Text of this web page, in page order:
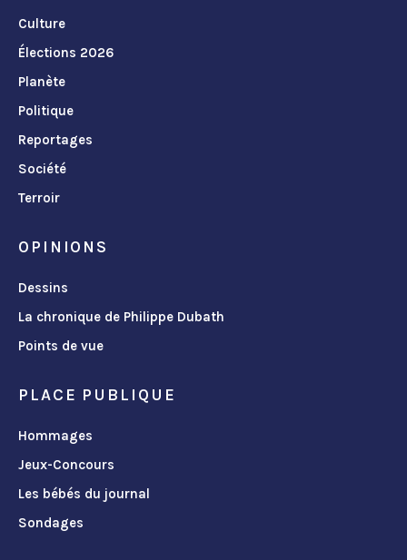
Culture
Élections 2026
Planète
Politique
Reportages
Société
Terroir
OPINIONS
Dessins
La chronique de Philippe Dubath
Points de vue
PLACE PUBLIQUE
Hommages
Jeux-Concours
Les bébés du journal
Sondages